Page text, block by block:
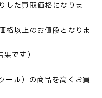
した買取価格になりま
格以上のお値段となりま
です）
ル）の商品を高くお買